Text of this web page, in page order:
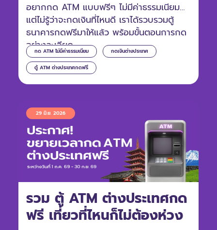
กด ATM ไม่มีค่าธรรมเนียม กดเงินต่างประเทศ
ตู้ ATM ต่างประเทศกดฟรี
อยากกด ATM แบบฟรีๆ ไม่มีค่าธรรมเนียม
แต่ไม่รู้ว่าจะกดเงินที่ไหนดี เราได้รวบรวมตู้
ธนาคารกดฟรีมาให้แล้ว พร้อมขั้นตอนการกด
อย่างละเอียด
รวม ตู้ ATM ต่างประเทศกด
ฟรี เที่ยวที่ไหนก็ไม่ต้องห่วง
29 มิ.ย. 2026